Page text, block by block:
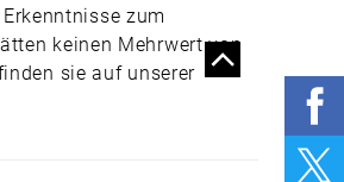
IM
LOOK
zum
keinen Mehrwert von
sie auf unserer